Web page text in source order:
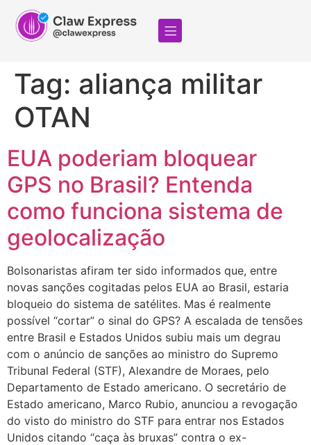
Tag: aliança militar
OTAN
EUA poderiam bloquear
GPS no Brasil? Entenda
como funciona sistema de
geolocalização
Bolsonaristas afiram ter sido informados que, entre
novas sanções cogitadas pelos EUA ao Brasil, estaria
bloqueio do sistema de satélites. Mas é realmente
possível “cortar” o sinal do GPS? A escalada de tensões
entre Brasil e Estados Unidos subiu mais um degrau
com o anúncio de sanções ao ministro do Supremo
Tribunal Federal (STF), Alexandre de Moraes, pelo
Departamento de Estado americano. O secretário de
Estado americano, Marco Rubio, anunciou a revogação
do visto do ministro do STF para entrar nos Estados
Unidos citando “caça às bruxas” contra o ex-